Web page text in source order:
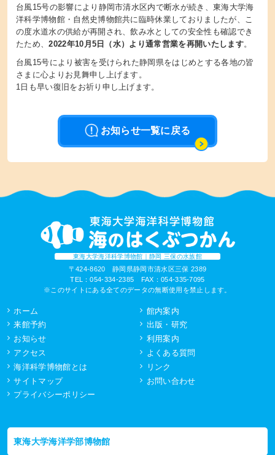
台風15号の影響により静岡市清水区内で断水が続き、東海大学海
洋科学博物館・自然史博物館共に臨時休業しておりましたが、こ
の度水道水の供給が再開され、飲み水としての安全性も確認でき
たため、2022年10月5日（水）より通常営業を再開いたします。
台風15号により被害を受けられた静岡県をはじめとする各地の皆
さまに心よりお見舞申し上げます。
1日も早い復旧をお祈り申し上げます。
お知らせ一覧に戻る
東海大学海洋科学博物館｜静岡 三保の水族館
〒424-8620 静岡県静岡市清水区三保 2389
TEL：054-334-2385 FAX：054-335-7095
※このサイトにある全てのデータの無断使用を禁止します。
ホーム
館内案内
来館予約
出版・研究
お知らせ
利用案内
アクセス
よくある質問
海洋科学博物館とは
リンク
サイトマップ
お問い合わせ
プライバシーポリシー
東海大学海洋学部博物館